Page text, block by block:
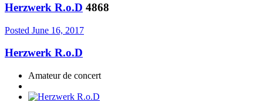
Herzwerk R.o.D 4868
Posted June 16, 2017
Herzwerk R.o.D
Amateur de concert